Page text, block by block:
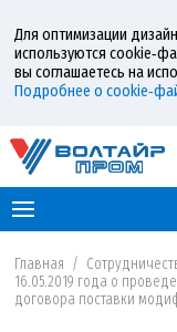
Для оптимизации
используются
вы соглашаетесь на
Подробнее о
Главная /
16.05.2019 года о
договора поставки